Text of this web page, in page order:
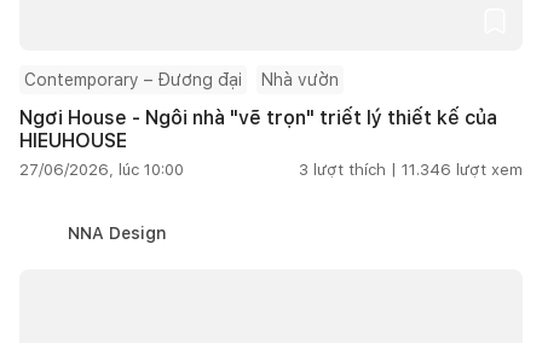
Contemporary – Đương đại Nhà vườn
Ngơi House - Ngôi nhà "vẽ trọn" triết lý thiết kế của
HIEUHOUSE
27/06/2026, lúc 10:00 3 lượt thích | 11.346 lượt xem
NNA Design